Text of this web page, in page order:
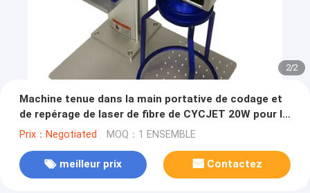
2/2
Machine tenue dans la main portative de codage et
de repérage de laser de fibre de CYCJET 20W pour le
métal
Prix：Negotiated MOQ：1 ENSEMBLE
meilleur prix Contactez